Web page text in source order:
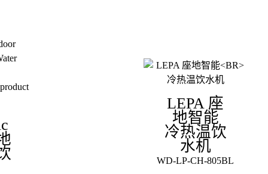
LEPA 座
地智能
冷热温饮
水机
WD-LP-CH-805BL